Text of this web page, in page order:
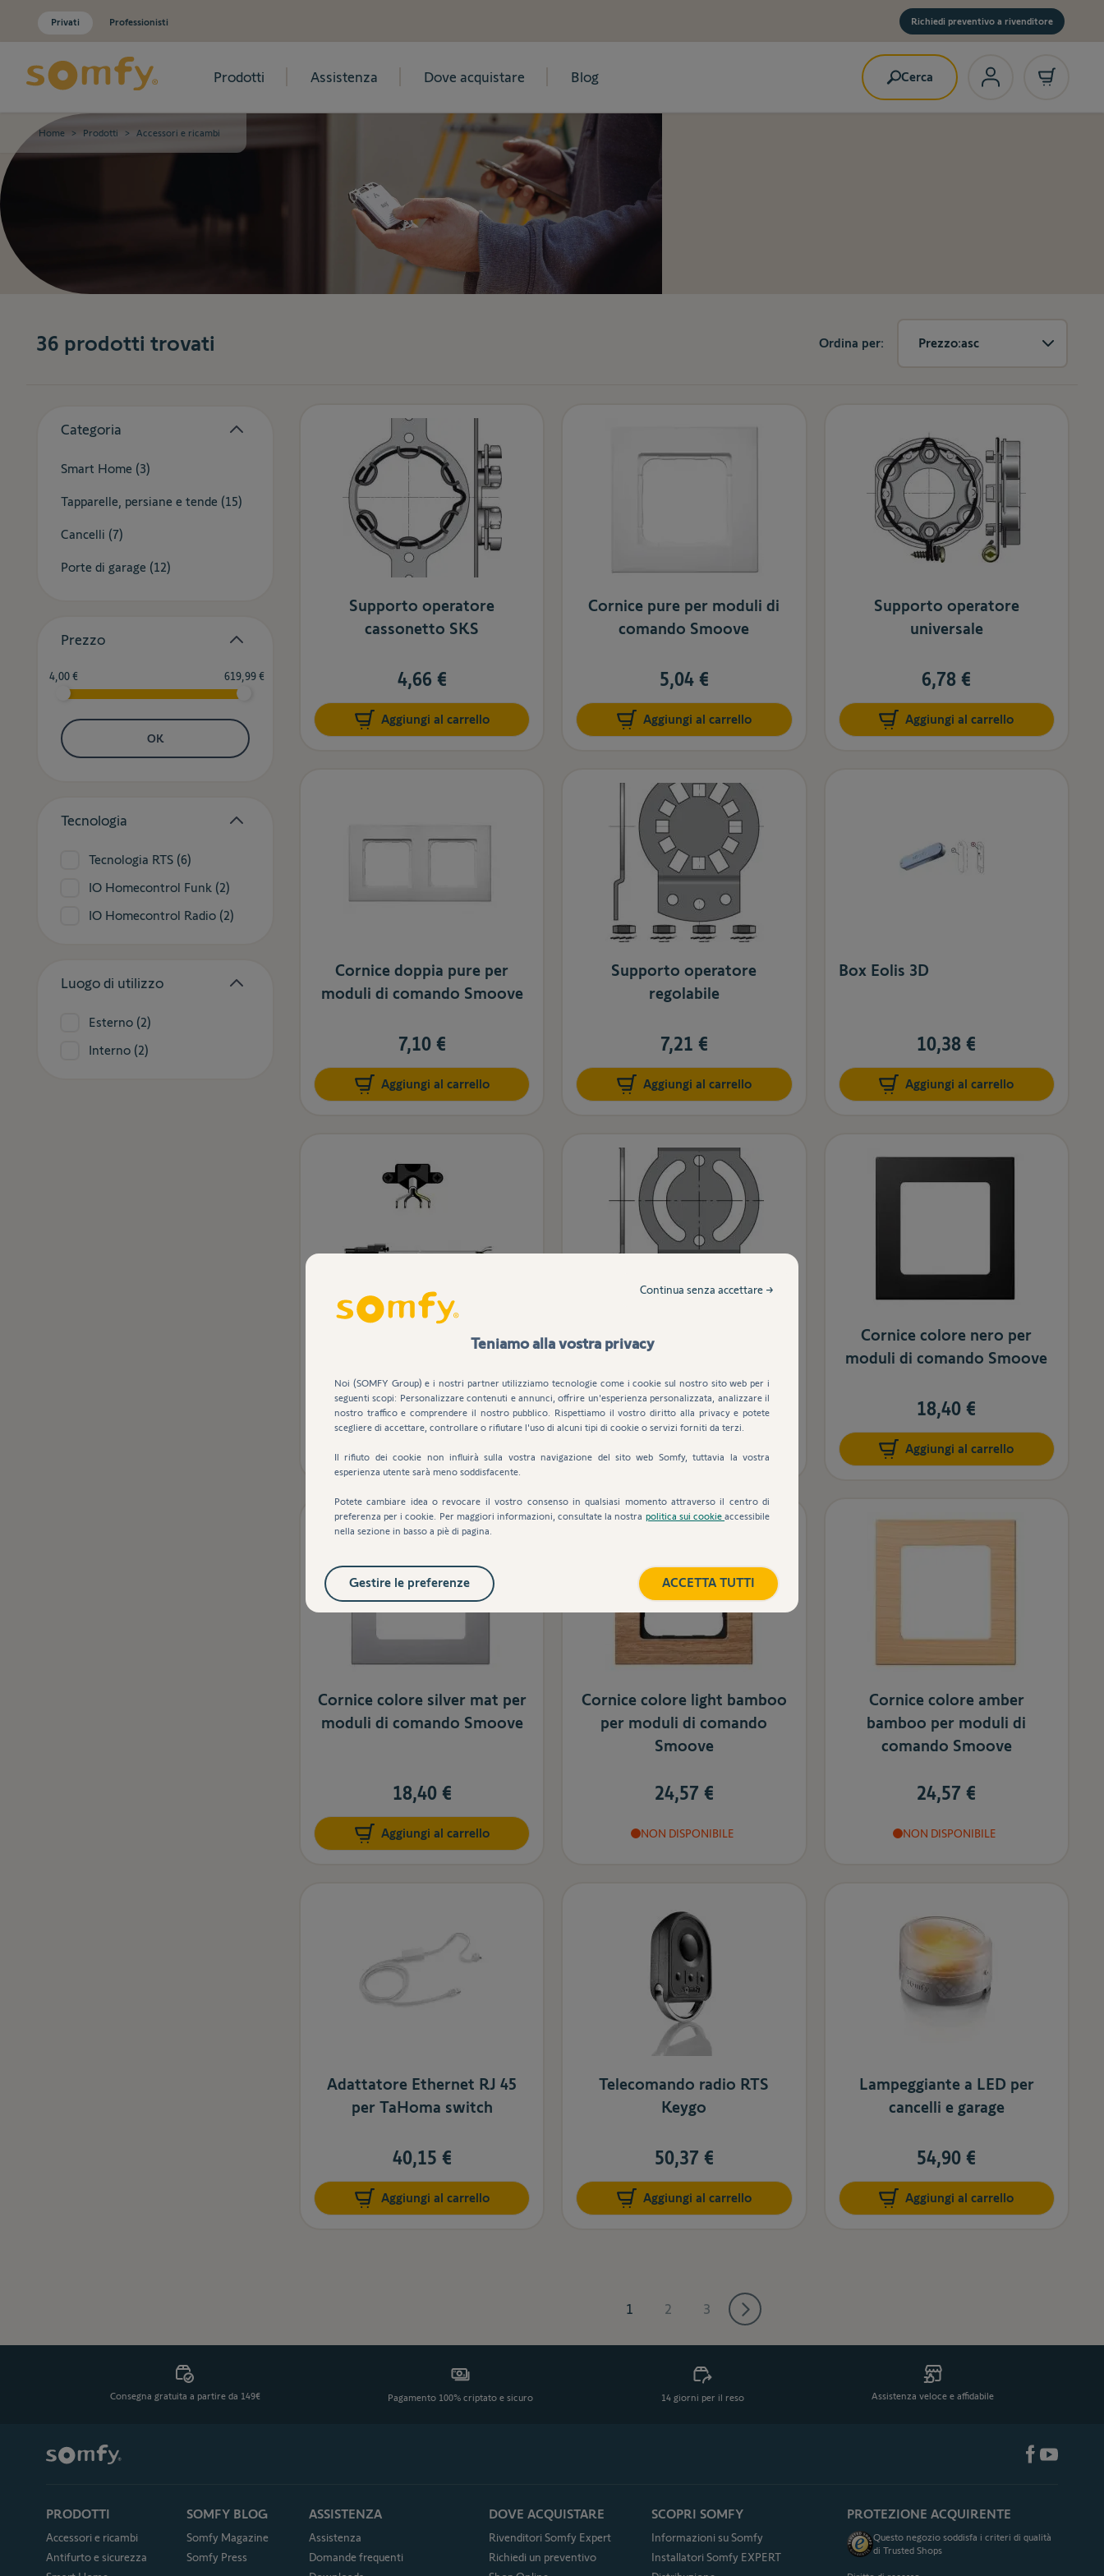
Salta al contenuto
Privati Professionisti Richiedi preventivo a rivenditore
Prodotti Assistenza Dove acquistare Blog Cerca
Home > Prodotti > Accessori e ricambi
36 prodotti trovati Ordina per: Prezzo:asc
Skip to product list
Categoria
Smart Home (3products available
)
Tapparelle, persiane e tende (15products available
)
Cancelli (7products available
)
Porte di garage (12products available
)
Prezzo
Minimum value
4,00 € Valore massimo
619,99 €
OK
Tecnologia
Tecnologia RTS (6products available
)
IO Homecontrol Funk (2products available
)
IO Homecontrol Radio (2products available
)
Luogo di utilizzo
Esterno (2products available
)
Interno (2products available
)
Supporto operatore
cassonetto SKS
4,66 €
Aggiungi al carrello
Cornice pure per moduli di
comando Smoove
5,04 €
Aggiungi al carrello
Supporto operatore
universale
6,78 €
Aggiungi al carrello
Cornice doppia pure per
moduli di comando Smoove
7,10 €
Aggiungi al carrello
Supporto operatore
regolabile
7,21 €
Aggiungi al carrello
Box Eolis 3D
10,38 €
Aggiungi al carrello
Cavo bianco per motori
12,05 €
Supporto operatore LT 50 CSI
17,76 €
Cornice colore nero per
moduli di comando Smoove
18,40 €
Aggiungi al carrello
Cornice colore silver mat per
moduli di comando Smoove
18,40 €
Aggiungi al carrello
Cornice colore light bamboo
per moduli di comando
Smoove
24,57 €
NON DISPONIBILE
Cornice colore amber
bamboo per moduli di
comando Smoove
24,57 €
NON DISPONIBILE
Adattatore Ethernet RJ 45
per TaHoma switch
40,15 €
Aggiungi al carrello
Telecomando radio RTS
Keygo
50,37 €
Aggiungi al carrello
Lampeggiante a LED per
cancelli e garage
54,90 €
Aggiungi al carrello
Attualmente stai leggendo la pagina
1 Pagina
2 Pagina
3
Consegna gratuita a partire da 149€ Pagamento 100% criptato e sicuro 14 giorni per il reso Assistenza veloce e affidabile
PRODOTTI
Accessori e ricambi
Antifurto e sicurezza
SOMFY BLOG
Somfy Magazine
Somfy Press
ASSISTENZA
Assistenza
Domande frequenti
DOVE ACQUISTARE
Rivenditori Somfy Expert
Richiedi un preventivo
SCOPRI SOMFY
Informazioni su Somfy
Installatori Somfy EXPERT
PROTEZIONE ACQUIRENTE
Questo negozio soddisfa i criteri di qualità
di Trusted Shops
Teniamo alla vostra privacy
Noi (SOMFY Group) e i nostri partner utilizziamo tecnologie come i cookie sul nostro sito web per i
seguenti scopi: Personalizzare contenuti e annunci, offrire un'esperienza personalizzata, analizzare il
nostro traffico e comprendere il nostro pubblico. Rispettiamo il vostro diritto alla privacy e potete
scegliere di accettare, controllare o rifiutare l'uso di alcuni tipi di cookie o servizi forniti da terzi.
Il rifiuto dei cookie non influirà sulla vostra navigazione del sito web Somfy, tuttavia la vostra
esperienza utente sarà meno soddisfacente.
Potete cambiare idea o revocare il vostro consenso in qualsiasi momento attraverso il centro di
preferenza per i cookie. Per maggiori informazioni, consultate la nostra politica sui cookieaccessibile
nella sezione in basso a piè di pagina.
Continua senza accettare →
ACCETTA TUTTI
Gestire le preferenze